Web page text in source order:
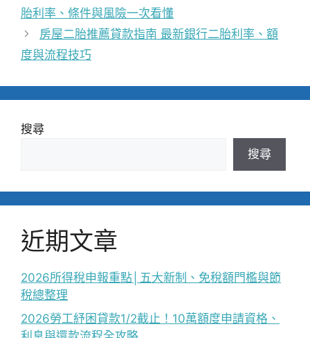
胎利率、條件與風險一次看懂
房屋二胎推薦貸款指南 最新銀行二胎利率、額
度與流程技巧
搜尋
搜尋
近期文章
2026所得稅申報重點│五大新制、免稅額門檻與節
稅總整理
2026勞工紓困貸款1/2截止！10萬額度申請資格、